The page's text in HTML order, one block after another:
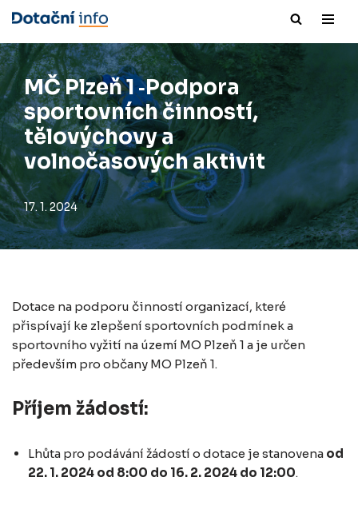
Přeskočit
na
obsah
MČ Plzeň 1 ‑Podpora
sportovních činností,
tělovýchovy a
volnočasových aktivit
17. 1. 2024
Dotace na podporu činností organizací, které
přispívají ke zlepšení sportovních podmínek a
sportovního vyžití na území MO Plzeň 1 a je určen
především pro občany MO Plzeň 1.
Příjem žádostí:
Lhůta pro podávání žádostí o dotace je stanovena od
22. 1. 2024 od 8:00 do 16. 2. 2024 do 12:00.